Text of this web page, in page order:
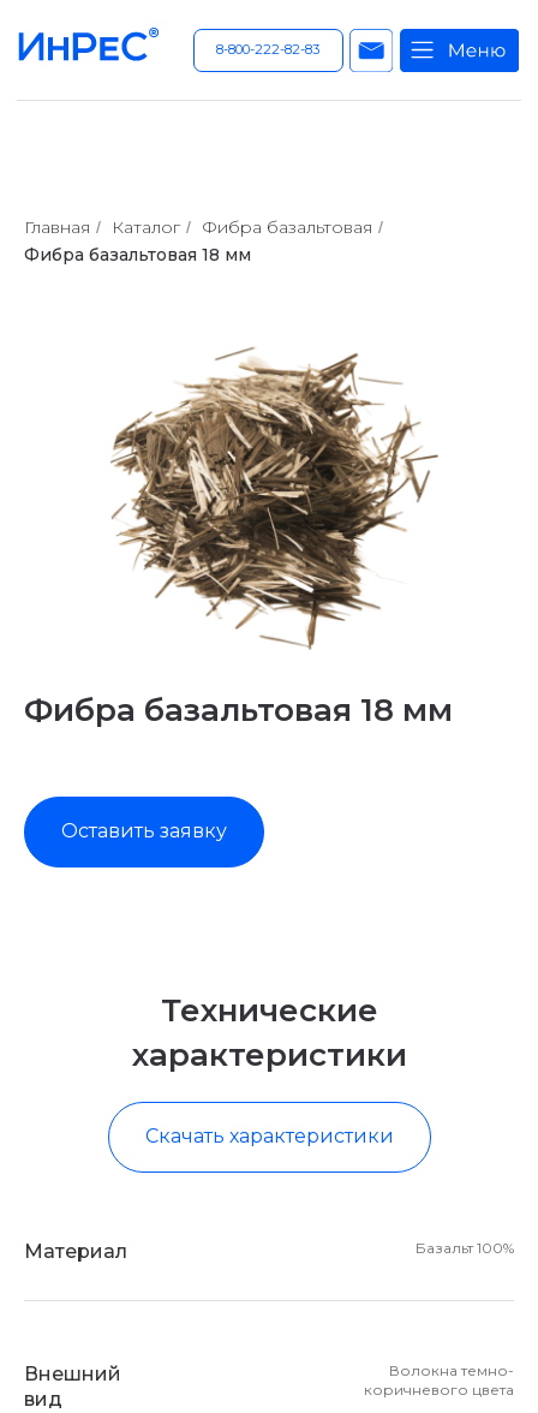
8-800-222-82-83
Главная / Каталог / Фибра базальтовая /
Фибра базальтовая 18 мм
Фибра базальтовая 18 мм
Оставить заявку
Технические
характеристики
Скачать характеристики
Материал Базальт 100%
Внешний
вид
Волокна темно-
коричневого цвета